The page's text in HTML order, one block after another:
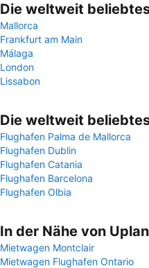
Die weltweit
Mallorca
Frankfurt am Main
Málaga
London
Lissabon
Die weltweit
Flughafen Palma de Mallorca
Flughafen Dublin
Flughafen Catania
Flughafen Barcelona
Flughafen Olbia
In der Nähe von
Mietwagen Montclair
Mietwagen Flughafen Ontario